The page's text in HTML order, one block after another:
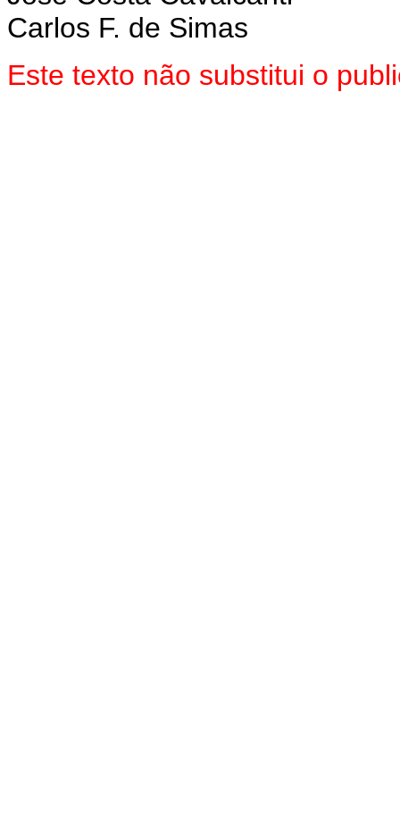
Carlos F. de Simas
Este texto não substitui o